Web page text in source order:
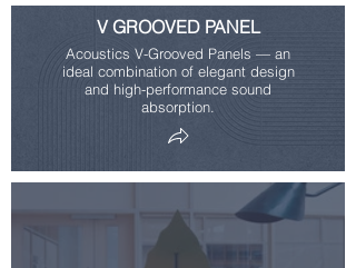
V GROOVED PANEL
Acoustics V-Grooved Panels — an
ideal combination of elegant design
and high-performance sound
absorption.